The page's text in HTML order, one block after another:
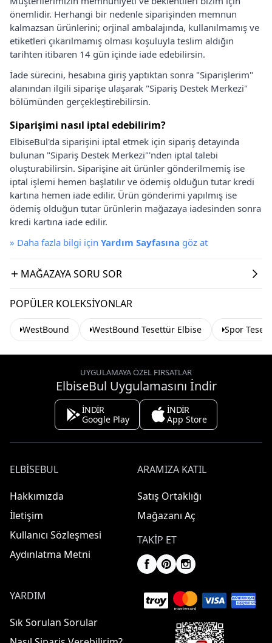
önemlidir. Herhangi bir nedenle siparişinden memnun
kalmazsan ürünlerini; orjinal ambalajında, kullanılmamış ve
etiketleri çıkarılmamış olması koşuluyla teslim aldığın
tarihten itibaren 14 gün içinde iade edebilirsin.
İade sürecini, hesabına giriş yaptıktan sonra "Siparişlerim"
alanından ilgili siparişe ulaşarak "Sipariş Destek Merkezi"
bölümünden gerçekleştirebilirsin.
Siparişimi nasıl iptal edebilirim?
ElbiseBul'da siparişini iptal etmek için sipariş detayında
bulunan "Sipariş Destek Merkezi"'nden iptal talebi
oluşturabilirsin. Siparişine ait ürünler gönderilmemiş ise
iptal işlemi hemen başlatılır ve ödemiş olduğun tutar kredi
kartına hemen iade edilir. Ürün gönderimi yapılmış ise
ödemiş olduğun tutar ürünlerin mağazaya iadesinden sonra
kredi kartına iade edilir.
» Daha fazla bilgi için Yardım Sayfasına göz at
MAĞAZAYA SORU SOR
POPÜLER KOLEKSIYONLAR
WestBound WestBound Tesettür Elbise Spor
UYGULAMAYA ÖZEL FIRSATLAR
ElbiseBul Uygulamasını İndir
İNDİR
Google Play
İNDİR
App Store
ELBISEBUL
Hakkımızda
İletişim
Kullanıcı Sözleşmesi
Aydınlatma Metni
ARAMIZA KATIL
Satış Ortaklığı
Mağazanı Aç
TAKIP ET
YARDIM
Sık Sorulan Sorular